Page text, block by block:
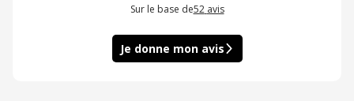
Sur le base de52 avis
Je donne mon avis